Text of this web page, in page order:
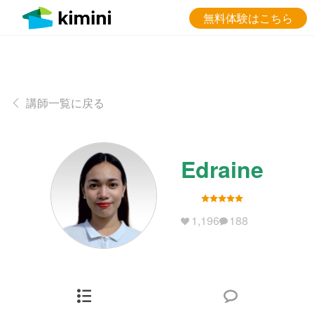
無料体験はこちら
講師一覧に戻る
Edraine
1,196 188